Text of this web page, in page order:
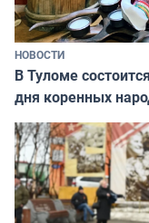
НОВОСТИ
В Туломе
дня коренных